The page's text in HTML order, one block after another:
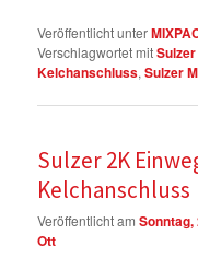
Veröffentlicht unter
Verschlagwortet mit
Kelchanschluss,Sulzer
Sulzer 2K
Kelchanschluss
Veröffentlicht amSonntag,
Ott